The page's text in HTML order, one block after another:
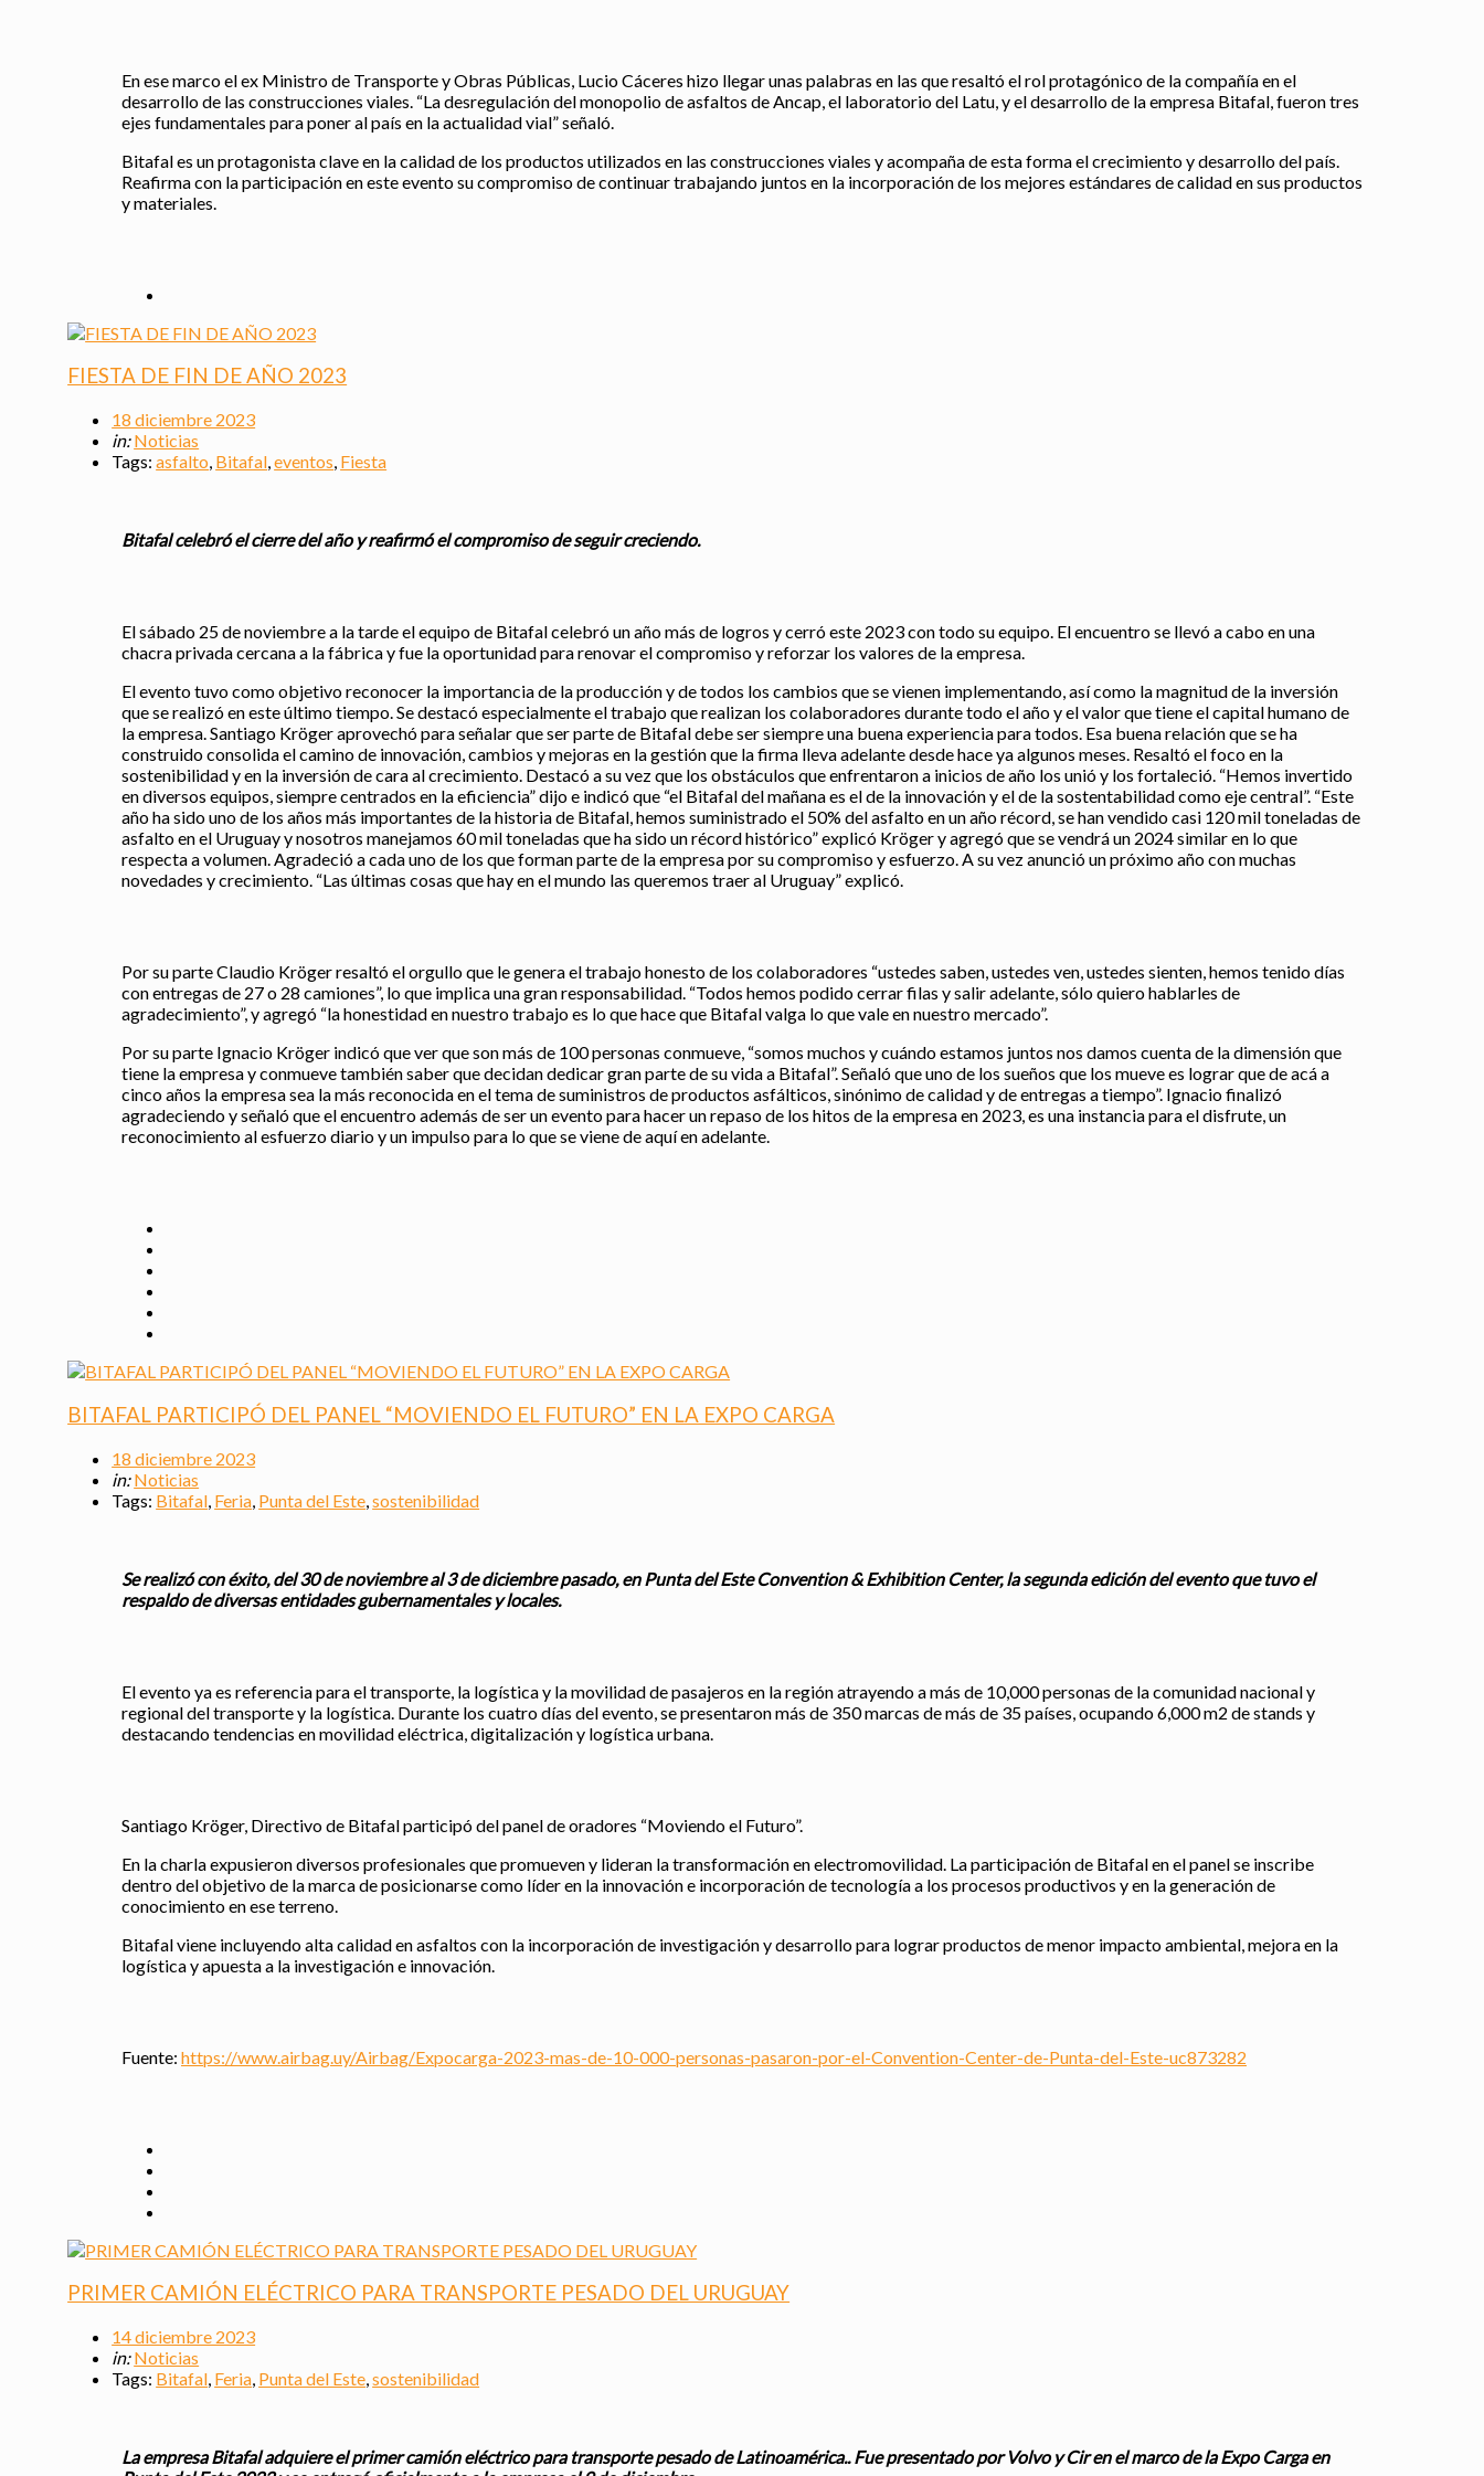
En ese marco el ex Ministro de Transporte y Obras Públicas, Lucio Cáceres hizo llegar unas palabras en las que resaltó el rol protagónico de la compañía en el
desarrollo de las construcciones viales. “La desregulación del monopolio de asfaltos de Ancap, el laboratorio del Latu, y el desarrollo de la empresa Bitafal, fueron tres
ejes fundamentales para poner al país en la actualidad vial” señaló.
Bitafal es un protagonista clave en la calidad de los productos utilizados en las construcciones viales y acompaña de esta forma el crecimiento y desarrollo del país.
Reafirma con la participación en este evento su compromiso de continuar trabajando juntos en la incorporación de los mejores estándares de calidad en sus productos
y materiales.
FIESTA DE FIN DE AÑO 2023
18 diciembre 2023
in:Noticias
Tags:asfalto, Bitafal,eventos, Fiesta
Bitafal celebró el cierre del año y reafirmó el compromiso de seguir creciendo.
El sábado 25 de noviembre a la tarde el equipo de Bitafal celebró un año más de logros y cerró este 2023 con todo su equipo. El encuentro se llevó a cabo en una
chacra privada cercana a la fábrica y fue la oportunidad para renovar el compromiso y reforzar los valores de la empresa.
El evento tuvo como objetivo reconocer la importancia de la producción y de todos los cambios que se vienen implementando, así como la magnitud de la inversión
que se realizó en este último tiempo. Se destacó especialmente el trabajo que realizan los colaboradores durante todo el año y el valor que tiene el capital humano de
la empresa. Santiago Kröger aprovechó para señalar que ser parte de Bitafal debe ser siempre una buena experiencia para todos. Esa buena relación que se ha
construido consolida el camino de innovación, cambios y mejoras en la gestión que la firma lleva adelante desde hace ya algunos meses. Resaltó el foco en la
sostenibilidad y en la inversión de cara al crecimiento. Destacó a su vez que los obstáculos que enfrentaron a inicios de año los unió y los fortaleció. “Hemos invertido
en diversos equipos, siempre centrados en la eficiencia” dijo e indicó que “el Bitafal del mañana es el de la innovación y el de la sostentabilidad como eje central”. “Este
año ha sido uno de los años más importantes de la historia de Bitafal, hemos suministrado el 50% del asfalto en un año récord, se han vendido casi 120 mil toneladas de
asfalto en el Uruguay y nosotros manejamos 60 mil toneladas que ha sido un récord histórico” explicó Kröger y agregó que se vendrá un 2024 similar en lo que
respecta a volumen. Agradeció a cada uno de los que forman parte de la empresa por su compromiso y esfuerzo. A su vez anunció un próximo año con muchas
novedades y crecimiento. “Las últimas cosas que hay en el mundo las queremos traer al Uruguay” explicó.
Por su parte Claudio Kröger resaltó el orgullo que le genera el trabajo honesto de los colaboradores “ustedes saben, ustedes ven, ustedes sienten, hemos tenido días
con entregas de 27 o 28 camiones”, lo que implica una gran responsabilidad. “Todos hemos podido cerrar filas y salir adelante, sólo quiero hablarles de
agradecimiento”, y agregó “la honestidad en nuestro trabajo es lo que hace que Bitafal valga lo que vale en nuestro mercado”.
Por su parte Ignacio Kröger indicó que ver que son más de 100 personas conmueve, “somos muchos y cuándo estamos juntos nos damos cuenta de la dimensión que
tiene la empresa y conmueve también saber que decidan dedicar gran parte de su vida a Bitafal”. Señaló que uno de los sueños que los mueve es lograr que de acá a
cinco años la empresa sea la más reconocida en el tema de suministros de productos asfálticos, sinónimo de calidad y de entregas a tiempo”. Ignacio finalizó
agradeciendo y señaló que el encuentro además de ser un evento para hacer un repaso de los hitos de la empresa en 2023, es una instancia para el disfrute, un
reconocimiento al esfuerzo diario y un impulso para lo que se viene de aquí en adelante.
BITAFAL PARTICIPÓ DEL PANEL “MOVIENDO EL FUTURO” EN LA EXPO CARGA
18 diciembre 2023
in:Noticias
Tags: Bitafal Feria Punta del Este ,sostenibilidad
Se realizó con éxito, del 30 de noviembre al 3 de diciembre pasado, en Punta del Este Convention & Exhibition Center, la segunda edición del evento que tuvo el
respaldo de diversas entidades gubernamentales y locales.
El evento ya es referencia para el transporte, la logística y la movilidad de pasajeros en la región atrayendo a más de 10,000 personas de la comunidad nacional y
regional del transporte y la logística. Durante los cuatro días del evento, se presentaron más de 350 marcas de más de 35 países, ocupando 6,000 m2 de stands y
destacando tendencias en movilidad eléctrica, digitalización y logística urbana.
Santiago Kröger, Directivo de Bitafal participó del panel de oradores “Moviendo el Futuro”.
En la charla expusieron diversos profesionales que promueven y lideran la transformación en electromovilidad. La participación de Bitafal en el panel se inscribe
dentro del objetivo de la marca de posicionarse como líder en la innovación e incorporación de tecnología a los procesos productivos y en la generación de
conocimiento en ese terreno.
Bitafal viene incluyendo alta calidad en asfaltos con la incorporación de investigación y desarrollo para lograr productos de menor impacto ambiental, mejora en la
logística y apuesta a la investigación e innovación.
Fuente: https://www.airbag.uy/Airbag/Expocarga-2023-mas-de-10-000-personas-pasaron-por-el-Convention-Center-de-Punta-del-Este-uc873282
PRIMER CAMIÓN ELÉCTRICO PARA TRANSPORTE PESADO DEL URUGUAY
14 diciembre 2023
in:Noticias
Tags: Bitafal, Feria, Punta del Este,sostenibilidad
La empresa Bitafal adquiere el primer camión eléctrico para transporte pesado de Latinoamérica.. Fue presentado por Volvo y Cir en el marco de la Expo Carga en